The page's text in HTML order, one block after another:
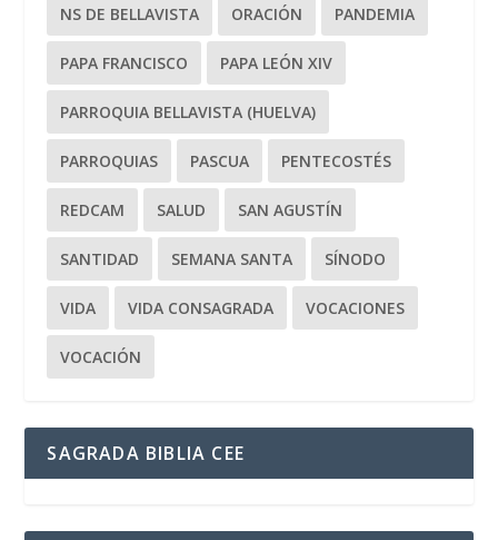
NS DE BELLAVISTA ORACIÓN PANDEMIA
PAPA FRANCISCO PAPA LEÓN XIV
PARROQUIA BELLAVISTA (HUELVA)
PARROQUIAS PASCUA PENTECOSTÉS
REDCAM SALUD SAN AGUSTÍN
SANTIDAD SEMANA SANTA SÍNODO
VIDA VIDA CONSAGRADA VOCACIONES
VOCACIÓN
SAGRADA BIBLIA CEE